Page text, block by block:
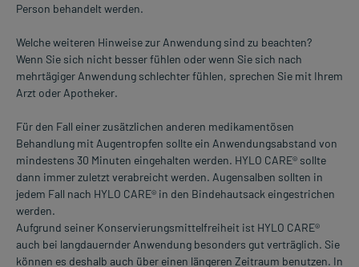
Person behandelt werden.
Welche weiteren Hinweise zur Anwendung sind zu beachten?
Wenn Sie sich nicht besser fühlen oder wenn Sie sich nach
mehrtägiger Anwendung schlechter fühlen, sprechen Sie mit Ihrem
Arzt oder Apotheker.
Für den Fall einer zusätzlichen anderen medikamentösen
Behandlung mit Augentropfen sollte ein Anwendungsabstand von
mindestens 30 Minuten eingehalten werden. HYLO CARE® sollte
dann immer zuletzt verabreicht werden. Augensalben sollten in
jedem Fall nach HYLO CARE® in den Bindehautsack eingestrichen
werden.
Aufgrund seiner Konservierungsmittelfreiheit ist HYLO CARE®
auch bei langdauernder Anwendung besonders gut verträglich. Sie
können es deshalb auch über einen längeren Zeitraum benutzen. In